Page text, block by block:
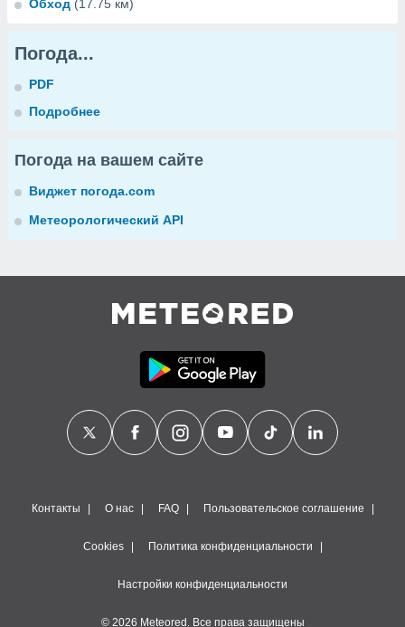
Обход (17.75 км)
Погода...
PDF
Подробнее
Погода на вашем сайте
Виджет погода.com
Метеорологический API
Контакты О нас FAQ Пользовательское соглашение
Cookies Политика конфиденциальности
Настройки конфиденциальности
© 2026 Meteored. Все права защищены